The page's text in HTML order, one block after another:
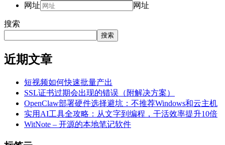
网址
网址
搜索
搜索
近期文章
短视频如何快速批量产出
SSL证书过期会出现的错误（附解决方案）
OpenClaw部署硬件选择避坑：不推荐Windows和云主机
实用AI工具全攻略：从文字到编程，干活效率提升10倍
WitNote – 开源的本地笔记软件